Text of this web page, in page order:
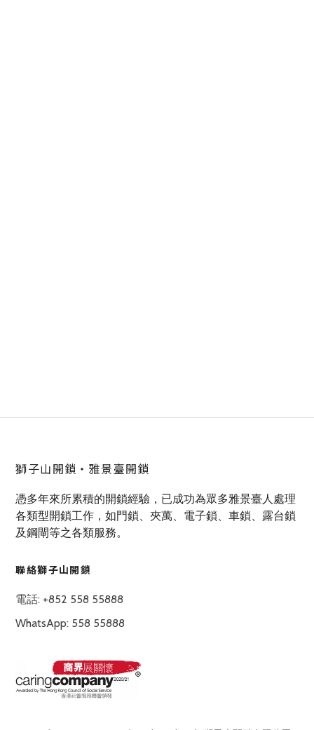
獅子山開鎖‧雅景臺開鎖
憑多年來所累積的開鎖經驗，已成功為眾多雅景臺人處理
各類型開鎖工作，如門鎖、夾萬、電子鎖、車鎖、露台鎖
及鋼閘等之各類服務。
聯絡獅子山開鎖
電話: +852 558 55888
WhatsApp: 558 55888